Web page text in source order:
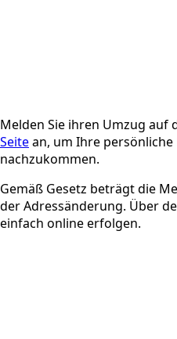
Melden Sie ihren Umzug auf
Seitean, um Ihre
nachzukommen.
Gemäß Gesetz beträgt die
der Adressänderung. Über
einfach online erfolgen.